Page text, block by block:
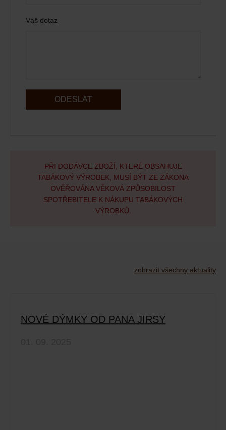
Váš dotaz
ODESLAT
PŘI DODÁVCE ZBOŽÍ, KTERÉ OBSAHUJE
TABÁKOVÝ VÝROBEK, MUSÍ BÝT ZE ZÁKONA
OVĚŘOVÁNA VĚKOVÁ ZPŮSOBILOST
SPOTŘEBITELE K NÁKUPU TABÁKOVÝCH
VÝROBKŮ.
zobrazit všechny aktuality
NOVÉ DÝMKY OD PANA JIRSY